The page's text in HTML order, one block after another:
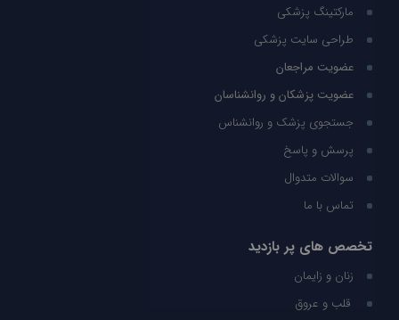
مارکتینگ پزشکی
طراحی سایت پزشکی
عضویت مراجعان
عضویت پزشکان و روانشناسان
جستجوی پزشک و روانشناس
پرسش و پاسخ
سوالات متدوال
تماس با ما
تخصص های پر بازدید
زنان و زایمان
قلب و عروق